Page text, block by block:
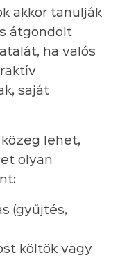
akkor tanulják
átgondolt
ha valós
saját
lehet,
olyan
(gyűjtés,
költök vagy